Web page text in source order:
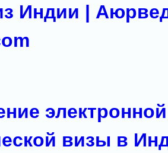
Индии |
электронной
визы в